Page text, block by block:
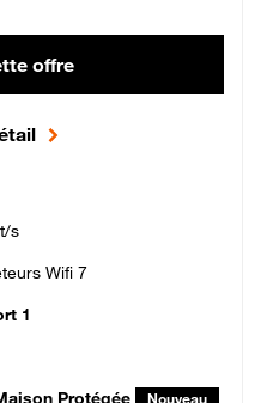
offre
s
Wifi 7
1
Protégée Nouveau